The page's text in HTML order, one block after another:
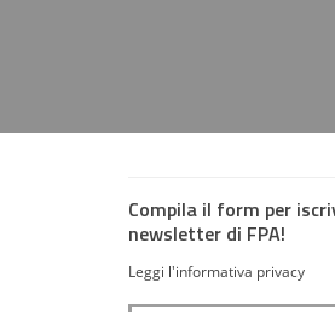
Compila il form per
newsletter di FPA!
Leggi l'informativa privacy